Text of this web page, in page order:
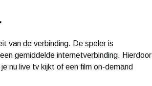
van de verbinding. De speler is
gemiddelde internetverbinding. Hierdoor
nu live tv kijkt of een film on-demand